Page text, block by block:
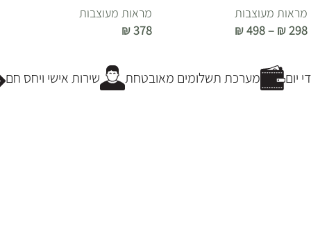
מראות מעוצבות
₪298
–
₪498
מראות מעוצבות
₪378
שירות אישי ויחס חם מערכת תשלומים מאובטחת יום